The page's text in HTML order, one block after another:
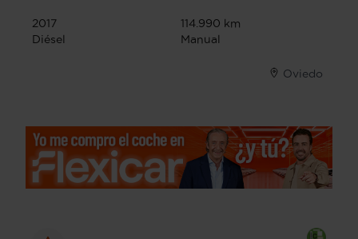
2017
114.990 km
Diésel
Manual
Oviedo